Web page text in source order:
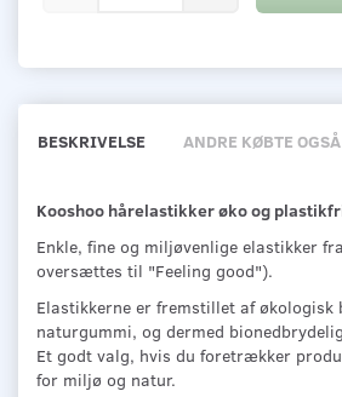
BESKRIVELSE ANDRE KØBTE OGSÅ
Kooshoo hårelastikker øko og
Enkle, fine og miljøvenlige elastikker
oversættes til "Feeling good").
Elastikkerne er fremstillet af økologisk
naturgummi, og dermed
Et godt valg, hvis du foretrækker
for miljø og natur.